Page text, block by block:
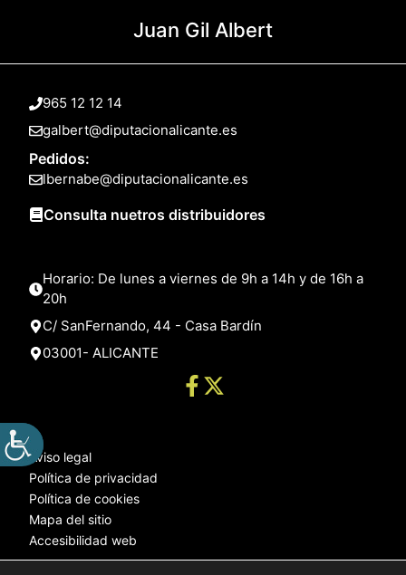
Juan Gil Albert
965 12 12 14
galbert@diputacionalicante.es
Pedidos:
lbernabe@diputacionalicante.es
Consulta nuetros distribuidores
Horario: De lunes a viernes de 9h a 14h y de 16h a
20h
C/ SanFernando, 44 - Casa Bardín
03001- ALICANTE
Aviso legal
Política de privacidad
Política de cookies
Mapa del sitio
Accesibilidad web